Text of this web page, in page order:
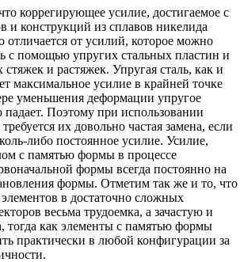
коррегирующее усилие, достигаемое с
и конструкций из сплавов никелида
отличается от усилий, которое можно
с помощью упругих стальных пластин и
и растяжек. Упругая сталь, как и
максимальное усилие в крайней точке
уменьшения деформации упругое
Поэтому при использовании
их довольно частая замена, если
либо постоянное усилие. Усилие,
с памятью формы в процессе
формы всегда постоянно на
формы. Отметим так же и то, что
в достаточно сложных
весьма трудоемка, а зачастую и
тогда как элементы с памятью формы
практически в любой конфигурации за